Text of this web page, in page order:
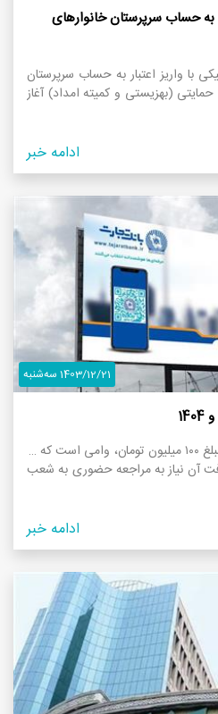
به حساب سرپرستان خانوار‌های
با واریز اعتبار به حساب سرپرستان
(بهزیستی و کمیته امداد) آغاز
ادامه خبر
1403/12/21 سه‌شنبه
وام کاملاً آنلاین بانک تجارت تا مبلغ ۱۰۰ میلیون تومان، وامی است که نه
آن نیاز به مراجعه حضوری به شعب
ادامه خبر